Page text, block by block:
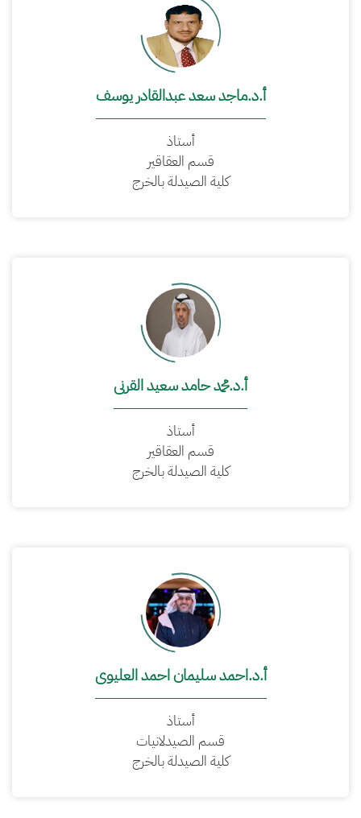
أ.د.ماجد سعد عبدالقادر يوسف
أستاذ
قسم العقاقير
كلية الصيدلة بالخرج
أ.د.محمد حامد سعيد القرنى
أستاذ
قسم العقاقير
كلية الصيدلة بالخرج
أ.د.احمد سليمان احمد العليوى
أستاذ
قسم الصيدلانيات
كلية الصيدلة بالخرج